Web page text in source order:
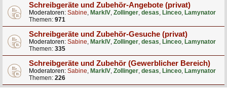
Schreibgeräte und Zubehör-Angebote (privat)
Moderatoren: Sabine, MarkIV, Zollinger, desas, Linceo, Lamynator
Themen: 971
Schreibgeräte und Zubehör-Gesuche (privat)
Moderatoren: Sabine, MarkIV, Zollinger, desas, Linceo, Lamynator
Themen: 335
Schreibgeräte und Zubehör (Gewerblicher Bereich)
Moderatoren: Sabine, MarkIV, Zollinger, desas, Linceo, Lamynator
Themen: 226